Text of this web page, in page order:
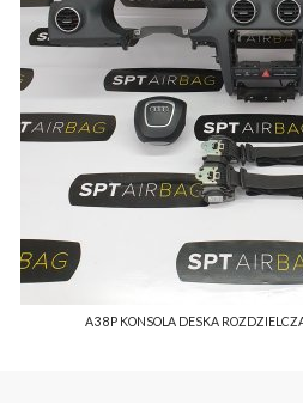
A3 8P KONSOLA DESKA